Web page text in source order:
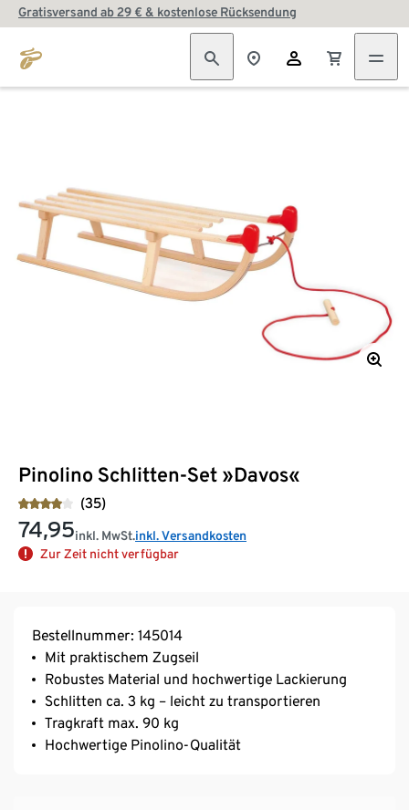
Gratisversand ab 29 € & kostenlose Rücksendung
Pinolino Schlitten-Set »Davos«
(35)
74,95inkl. MwSt.inkl. Versandkosten
Zur Zeit nicht verfügbar
Bestellnummer: 145014
Mit praktischem Zugseil
Robustes Material und hochwertige Lackierung
Schlitten ca. 3 kg – leicht zu transportieren
Tragkraft max. 90 kg
Hochwertige Pinolino-Qualität